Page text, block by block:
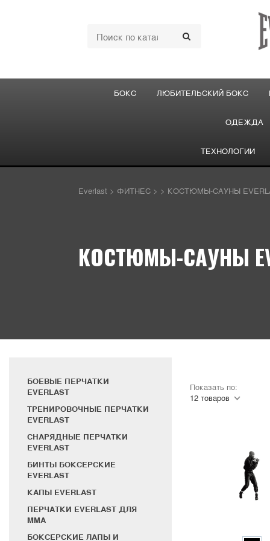
БОКС ЛЮБИТЕЛЬСКИЙ БОКС
ОДЕЖДА
ТЕХНОЛОГИИ
Everlast > ФИТНЕС > > КОСТЮМЫ-САУНЫ
КОСТЮМЫ-САУНЫ
БОЕВЫЕ ПЕРЧАТКИ
EVERLAST
ТРЕНИРОВОЧНЫЕ ПЕРЧАТКИ
EVERLAST
СНАРЯДНЫЕ ПЕРЧАТКИ
EVERLAST
БИНТЫ БОКСЕРСКИЕ
EVERLAST
КАПЫ EVERLAST
ПЕРЧАТКИ EVERLAST ДЛЯ
MMA
БОКСЕРСКИЕ ЛАПЫ И
Показать по: